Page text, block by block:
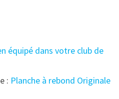
équipé dans votre club de
: Planche à rebond Originale